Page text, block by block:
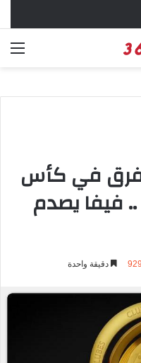
في كأس
العالم للأندية 2025 .. فيفا يصدم
929 دقيقة واحدة